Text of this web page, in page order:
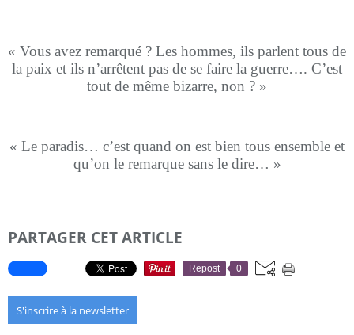
« Vous avez remarqué ? Les hommes, ils parlent tous de
la paix et ils n’arrêtent pas de se faire la guerre…. C’est
tout de même bizarre, non ? »
« Le paradis… c’est quand on est bien tous ensemble et
qu’on le remarque sans le dire… »
PARTAGER CET ARTICLE
Repost 0
S'inscrire à la newsletter